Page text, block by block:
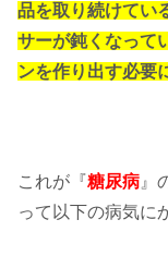
品を取り続けてい
サーが鈍くなって
ンを作り出す必要
これが『糖尿病 』
って以下の病気に